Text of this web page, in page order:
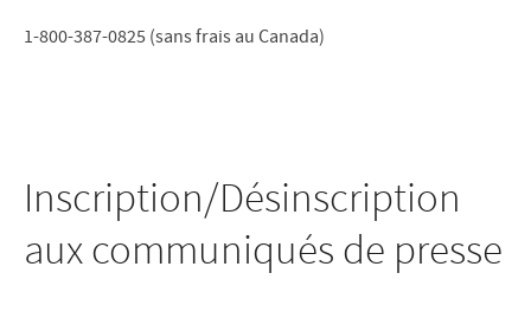
1-800-387-0825 (sans frais au Canada)
Inscription/Désinscription
aux communiqués de presse